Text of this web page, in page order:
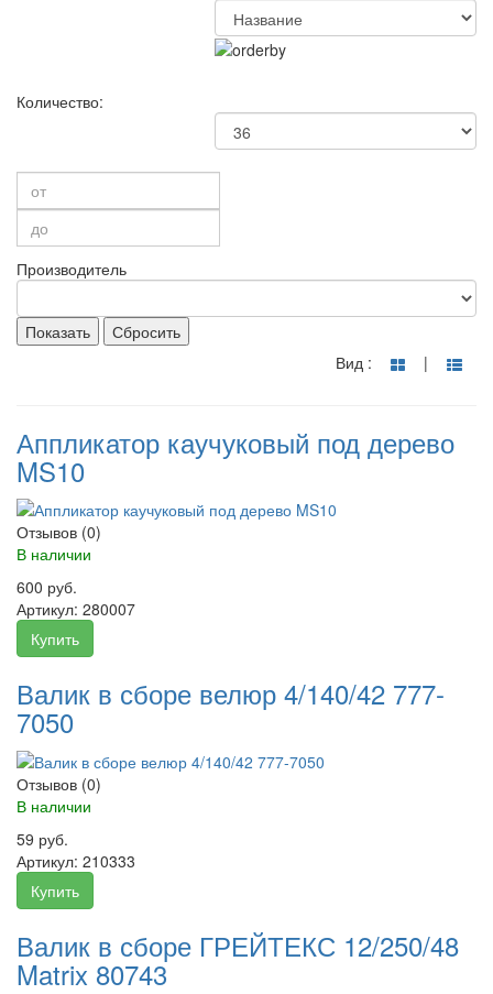
Количество:
Производитель
Показать
Сбросить
Вид :
|
Аппликатор каучуковый под дерево
MS10
Отзывов (0)
В наличии
600 руб.
Артикул: 280007
Купить
Валик в сборе велюр 4/140/42 777-
7050
Отзывов (0)
В наличии
59 руб.
Артикул: 210333
Купить
Валик в сборе ГРЕЙТЕКС 12/250/48
Matrix 80743